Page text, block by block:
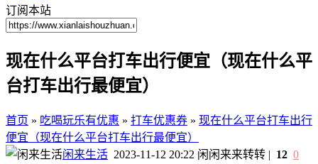
订阅本站
现在什么平台打车出行便宜（现在什么平
台打车出行最便宜）
首页 » 吃喝玩乐有优惠 » 打车优惠券 » 现在什么平台打车出行
便宜（现在什么平台打车出行最便宜）
闲来生活 2023-11-12 20:22 闲闲来来转转 | 12 0